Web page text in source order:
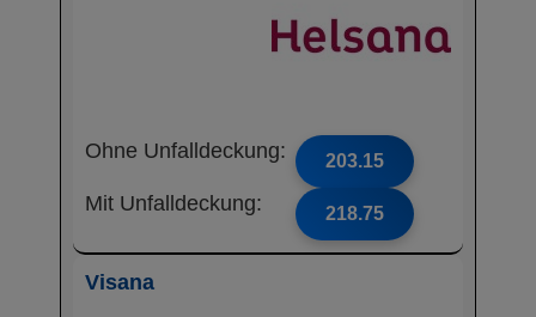
Ohne Unfalldeckung: 203.15
Mit Unfalldeckung: 218.75
Visana